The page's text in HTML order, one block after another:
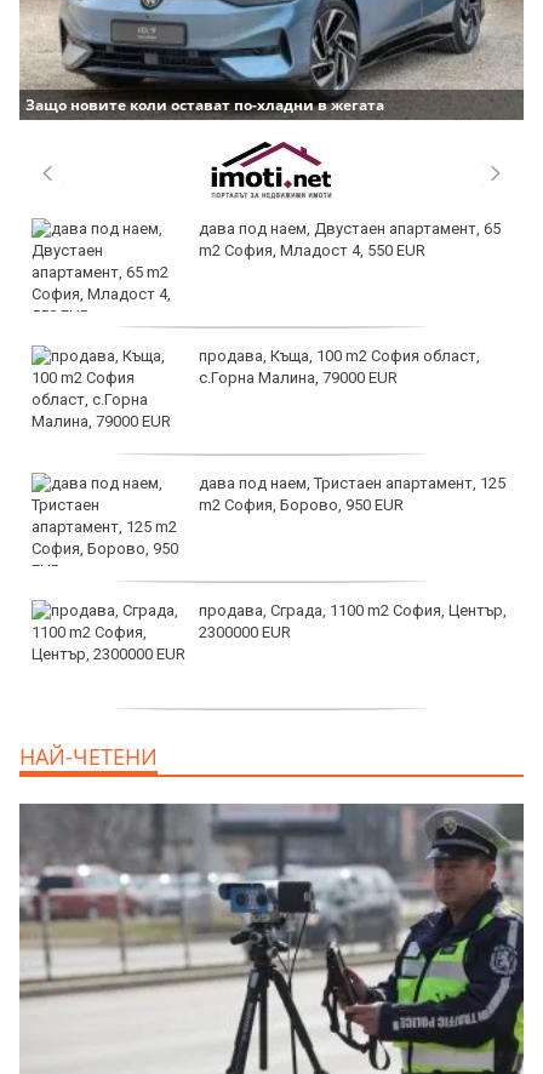
Защо новите коли остават по-хладни в жегата
дава под наем, Двустаен апартамент, 65
m2 София, Младост 4, 550 EUR
продава, Къща, 100 m2 София област,
с.Горна Малина, 79000 EUR
дава под наем, Тристаен апартамент, 125
m2 София, Борово, 950 EUR
продава, Сграда, 1100 m2 София, Център,
2300000 EUR
НАЙ-ЧЕТЕНИ